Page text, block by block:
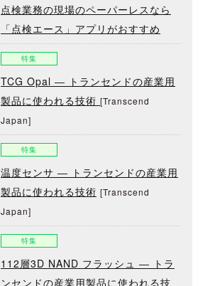
点検業務の現場のペーパーレスなら
「点検エース」アプリがおすすめ
特集
TCG Opal ― トランセンドの産業用
製品に使われる技術 [Transcend
Japan]
特集
温度センサ ― トランセンドの産業用
製品に使われる技術 [Transcend
Japan]
特集
112層3D NAND フラッシュ ― トラ
ンセンドの産業用製品に使われる技